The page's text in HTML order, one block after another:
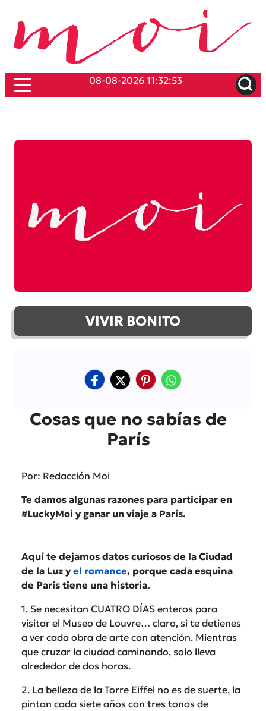
08-08-2026 11:32:53
VIVIR BONITO
Cosas que no sabías de
París
Por: Redacción Moi
Te damos algunas razones para participar en
#LuckyMoi y ganar un viaje a París.
Aquí te dejamos datos curiosos de la Ciudad
de la Luz y el romance, porque cada esquina
de París tiene una historia.
1. Se necesitan CUATRO DÍAS enteros para
visitar el Museo de Louvre… claro, si te detienes
a ver cada obra de arte con atención. Mientras
que cruzar la ciudad caminando, solo lleva
alrededor de dos horas.
2. La belleza de la Torre Eiffel no es de suerte, la
pintan cada siete años con tres tonos de